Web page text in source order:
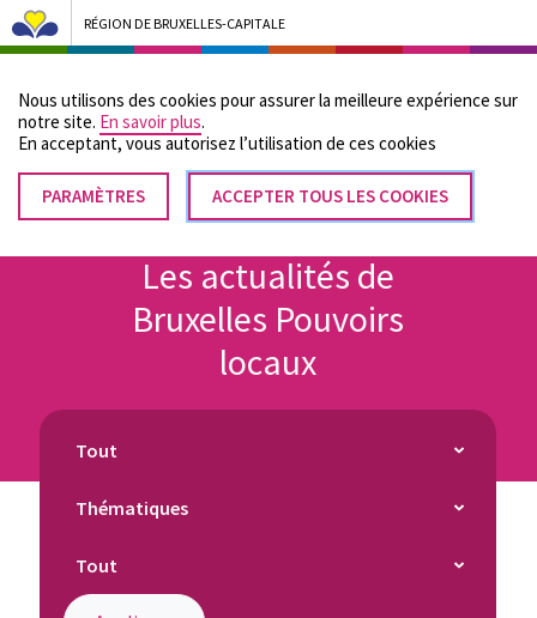
Nous utilisons des cookies pour assurer la meilleure expérience sur
notre site. En savoir plus.
En acceptant, vous autorisez lʼutilisation de ces cookies
PARAMÈTRES ACCEPTER TOUS LES COOKIES
RETIRER
LE
RÉGION DE BRUXELLES-CAPITALE
Bruxelles Pouvoirs Locaux - Aller à la page d'accueil
Menu
Fil
d'Ariane
Accueil
Les actualités de
Bruxelles Pouvoirs
locaux